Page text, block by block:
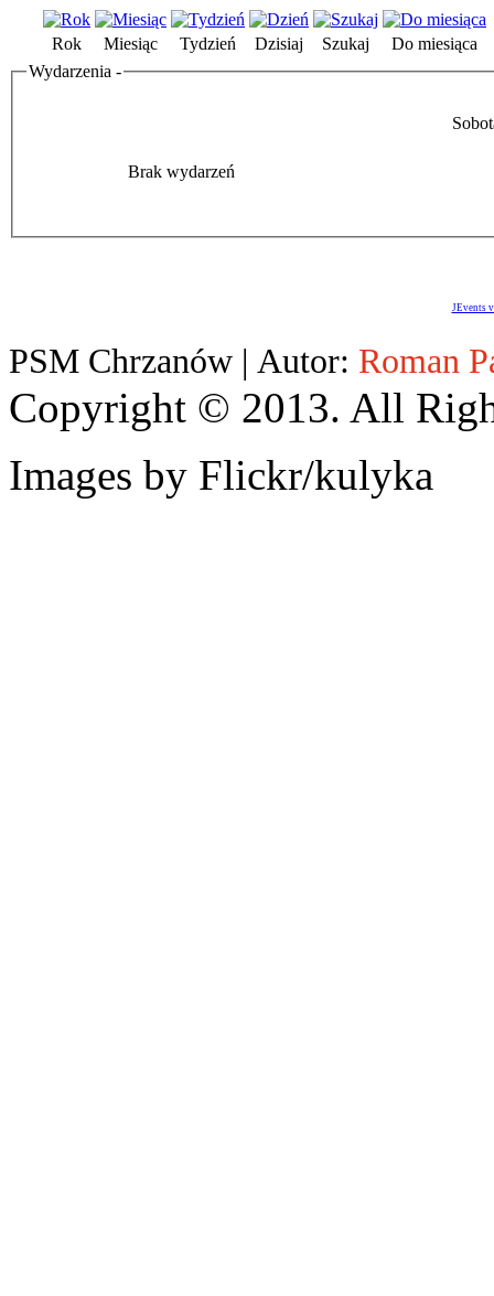
Rok Miesiąc Tydzień Dzisiaj Szukaj
Do miesiąca
Wydarzenia -
Brak wydarzeń
JEvents
PSM Chrzanów | Autor: Roman
Copyright © 2013. All
Images by Flickr/kulyka